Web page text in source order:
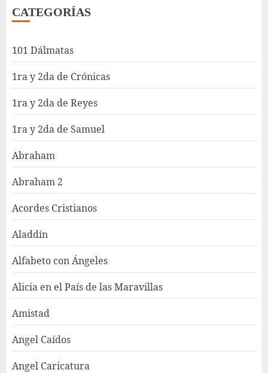
CATEGORÍAS
101 Dálmatas
1ra y 2da de Crónicas
1ra y 2da de Reyes
1ra y 2da de Samuel
Abraham
Abraham 2
Acordes Cristianos
Aladdín
Alfabeto con Ángeles
Alicia en el País de las Maravillas
Amistad
Angel Caídos
Angel Caricatura